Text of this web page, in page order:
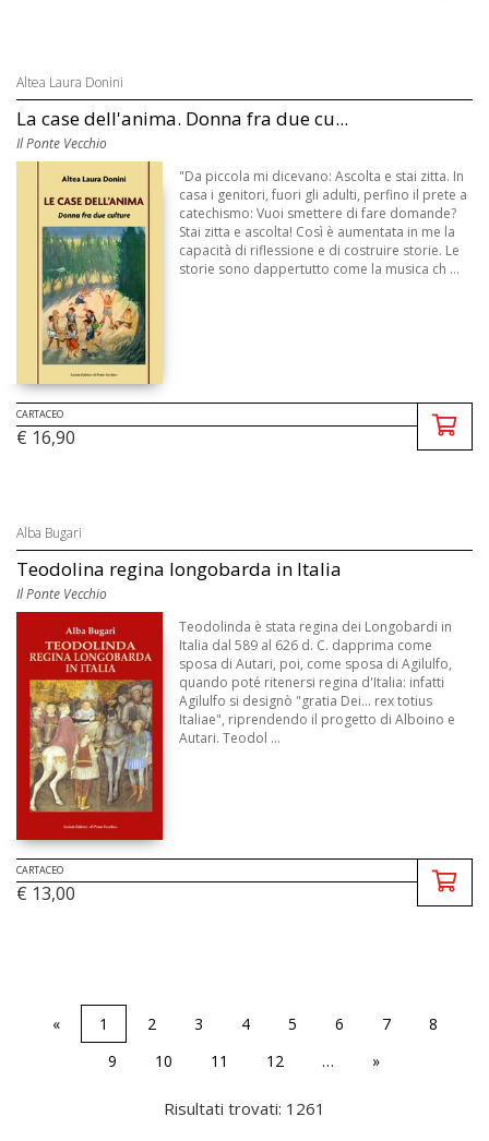
Altea Laura Donini
La case dell'anima. Donna fra due cu...
Il Ponte Vecchio
"Da piccola mi dicevano: Ascolta e stai zitta. In
casa i genitori, fuori gli adulti, perfino il prete a
catechismo: Vuoi smettere di fare domande?
Stai zitta e ascolta! Così è aumentata in me la
capacità di riflessione e di costruire storie. Le
storie sono dappertutto come la musica ch ...
CARTACEO
€ 16,90
Alba Bugari
Teodolina regina longobarda in Italia
Il Ponte Vecchio
Teodolinda è stata regina dei Longobardi in
Italia dal 589 al 626 d. C. dapprima come
sposa di Autari, poi, come sposa di Agilulfo,
quando poté ritenersi regina d'Italia: infatti
Agilulfo si designò "gratia Dei... rex totius
Italiae", riprendendo il progetto di Alboino e
Autari. Teodol ...
CARTACEO
€ 13,00
« 1 2 3 4 5 6 7
8
9
10 11 12 … »
Risultati trovati: 1261